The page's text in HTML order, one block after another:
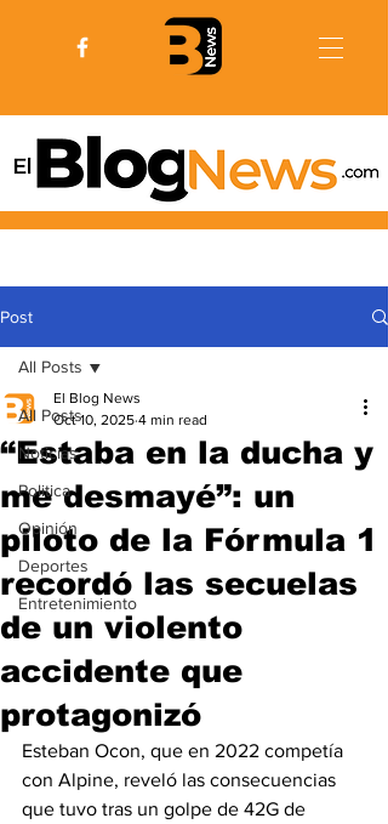
Post
All Posts
Noticias
Politica
Opinión
Deportes
Entretenimiento
All Posts
“Estaba en la ducha y
me desmayé”: un
piloto de la Fórmula 1
recordó las secuelas
de un violento
accidente que
protagonizó
El Blog News
Oct 10, 2025 4 min read
Esteban Ocon, que en 2022 competía
con Alpine, reveló las consecuencias
que tuvo tras un golpe de 42G de